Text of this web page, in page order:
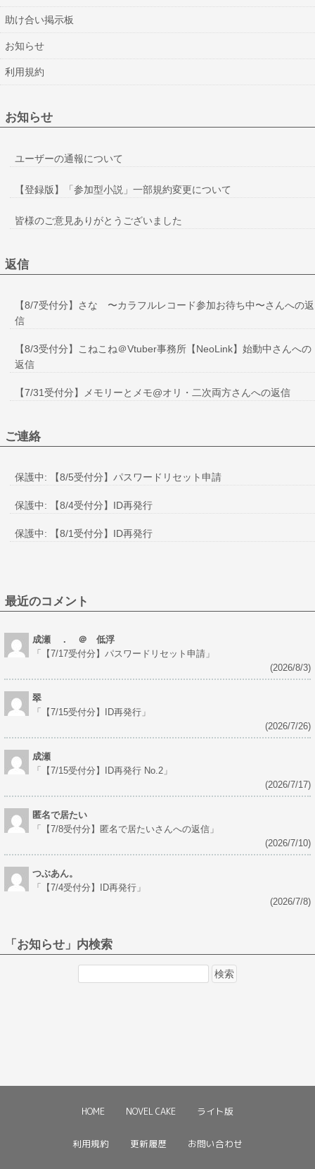
助け合い掲示板
お知らせ
利用規約
お知らせ
ユーザーの通報について
【登録版】「参加型小説」一部規約変更について
皆様のご意見ありがとうございました
返信
【8/7受付分】さな 〜カラフルレコード参加お待ち中〜さんへの返
信
【8/3受付分】こねこね＠Vtuber事務所【NeoLink】始動中さんへの
返信
【7/31受付分】メモリーとメモ@オリ・二次両方さんへの返信
ご連絡
保護中: 【8/5受付分】パスワードリセット申請
保護中: 【8/4受付分】ID再発行
保護中: 【8/1受付分】ID再発行
最近のコメント
成瀬 ． ＠ 低浮
「
【7/17受付分】パスワードリセット申請 」
(2026/8/3)
翠
「
【7/15受付分】ID再発行 」
(2026/7/26)
成瀬
「
【7/15受付分】ID再発行 No.2 」
(2026/7/17)
匿名で居たい
「
【7/8受付分】匿名で居たいさんへの返信 」
(2026/7/10)
つぶあん。
「
【7/4受付分】ID再発行 」
(2026/7/8)
「お知らせ」内検索
HOME NOVEL CAKE ライト版
利用規約 更新履歴 お問い合わせ